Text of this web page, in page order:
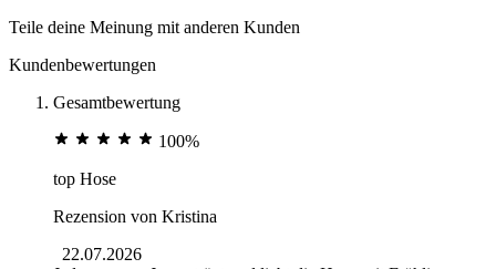
Teile deine Meinung mit anderen Kunden
Kundenbewertungen
Gesamtbewertung
100%
top Hose
Rezension von Kristina
22.07.2026